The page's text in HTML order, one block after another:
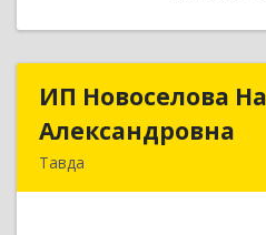
ИП Новоселова
Александровна
Тавда
ИП